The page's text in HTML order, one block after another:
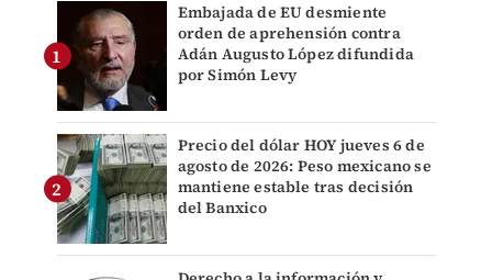
Embajada de EU desmiente
orden de aprehensión contra
Adán Augusto López difundida
por Simón Levy
Precio del dólar HOY jueves 6 de
agosto de 2026: Peso mexicano se
mantiene estable tras decisión
del Banxico